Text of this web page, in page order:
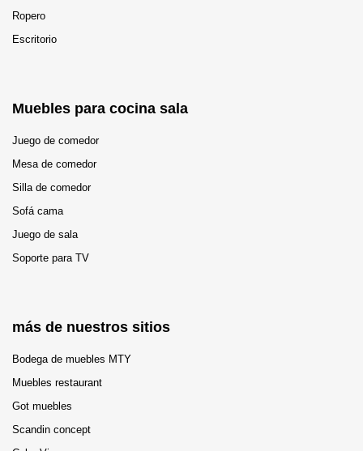
Ropero
Escritorio
Muebles para cocina sala
Juego de comedor
Mesa de comedor
Silla de comedor
Sofá cama
Juego de sala
Soporte para TV
más de nuestros sitios
Bodega de muebles MTY
Muebles restaurant
Got muebles
Scandin concept